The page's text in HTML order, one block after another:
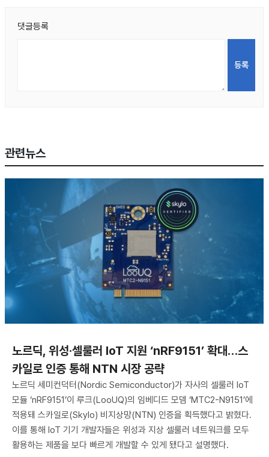
댓글등록
관련뉴스
노르딕, 위성·셀룰러 IoT 지원 ‘nRF9151’ 확대…스
카일로 인증 통해 NTN 시장 공략
노르딕 세미컨덕터(Nordic Semiconductor)가 자사의 셀룰러 IoT
모듈 ‘nRF9151’이 루크(LooUQ)의 임베디드 모뎀 ‘MTC2-N9151’에
적용돼 스카일로(Skylo) 비지상망(NTN) 인증을 획득했다고 밝혔다.
이를 통해 IoT 기기 개발자들은 위성과 지상 셀룰러 네트워크를 모두
활용하는 제품을 보다 빠르게 개발할 수 있게 됐다고 설명했다.